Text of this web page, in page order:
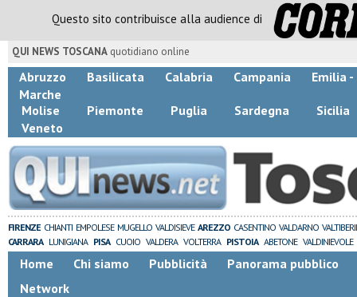
Questo sito contribuisce alla audience di
QUI NEWS TOSCANA quotidiano online
Abruzzo Basilicata Calabria Campania
Emilia -
Marche
Molise
Piemonte Puglia Sardegna
Sicilia
Veneto
FIRENZE CHIANTI EMPOLESE MUGELLO VALDISIEVE AREZZO CASENTINO VALDARNO
CARRARA LUNIGIANA PISA CUOIO VALDERA VOLTERRA PISTOIA ABETONE VALDINIEVOLE
Home Chi siamo Pubblicità
Panorama pubblico
Network